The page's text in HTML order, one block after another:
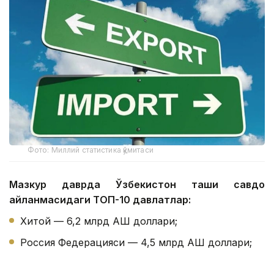
Фото: Миллий статистика қўмитаси
Мазкур даврда Ўзбекистон ташқи савдо
айланмасидаги ТОП-10 давлатлар:
Хитой — 6,2 млрд АҚШ доллари;
Россия Федерацияси — 4,5 млрд АҚШ доллари;